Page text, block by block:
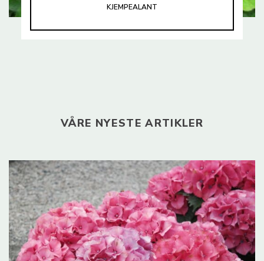
KJEMPEALANT
VÅRE NYESTE ARTIKLER